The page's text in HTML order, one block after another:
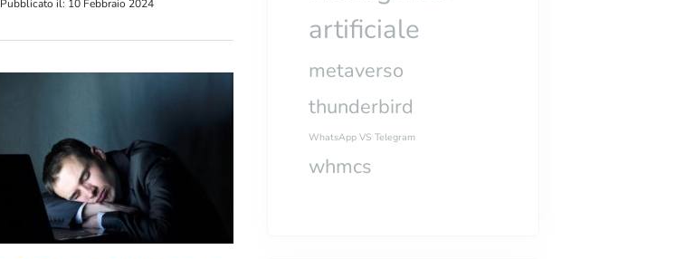
Pubblicato il: 10 Febbraio 2024
artificiale
metaverso
thunderbird
WhatsApp VS Telegram
whmcs